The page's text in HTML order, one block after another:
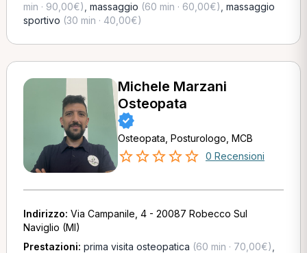
min · 90,00€) massaggio (60 min · 60,00€) massaggio
sportivo (30 min · 40,00€)
Michele Marzani
Osteopata
Osteopata, Posturologo, MCB
0 Recensioni
Indirizzo: Via Campanile, 4 - 20087 Robecco Sul
Naviglio (MI)
Prestazioni: prima visita osteopatica (60 min · 70,00€)